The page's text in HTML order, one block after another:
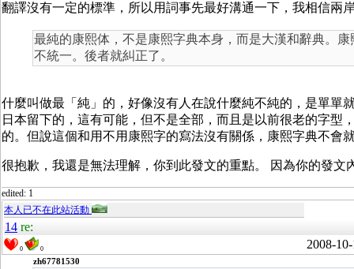
翻譯沒有一定的標準，所以用詞事先最好溝通一下，我相信兩
最純的康熙体，不是康熙字典本身，而是大漢和辭典。
不統一。後者就糾正了。
什麼叫做最「純」的，好像沒有人在說什麼純不純的，是單單
日本留下的，這有可能，但不是全部，而且是以前很老的字型
的。但說這個和用不用康熙字的寫法沒有關係，康熙字典不會
很抱歉，我還是無法理解，你到此發文的重點。 因為你的發
edited: 1
本人已不在此站活動
14 re:
0 0 2008-
zh67781530